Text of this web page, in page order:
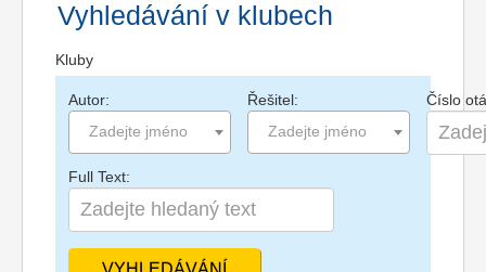
Vyhledávání v klubech
Kluby
Autor:
Zadejte jméno
Řešitel:
Zadejte jméno
Číslo
Full Text: